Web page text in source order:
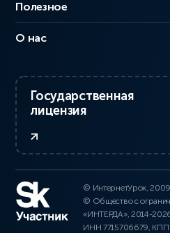
Полезное
О нас
Государственная
лицензия
© ИнтернетУрок,
© Общество с
«ИНТЕРДА», 2014-
ИНН 7715706679, КПП